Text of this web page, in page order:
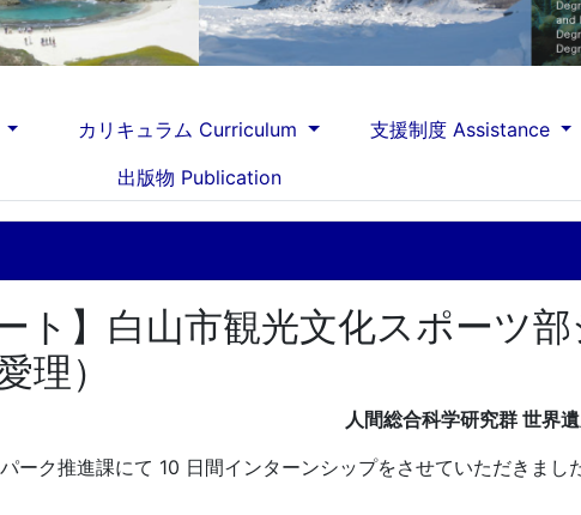
カリキュラム Curriculum 支援制度 Assistance
出版物 Publication
ト】白山市観光文化スポーツ部
理）
人間総合科学研究群 世界
ーク推進課にて 10 日間インターンシップをさせていただきまし